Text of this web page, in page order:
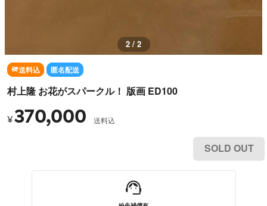
2 / 2
送料込 匿名配送
村上隆 お花がスパークル！ 版画 ED100
¥370,000 送料込
SOLD OUT